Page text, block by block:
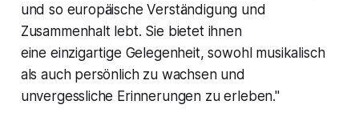
und so europäische Verständigung und
Zusammenhalt lebt. Sie bietet ihnen
eine einzigartige Gelegenheit, sowohl musikalisch
als auch persönlich zu wachsen und
unvergessliche Erinnerungen zu erleben."